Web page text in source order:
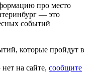
про место
— это
событий
которые пройдут в
на сайте, сообщите